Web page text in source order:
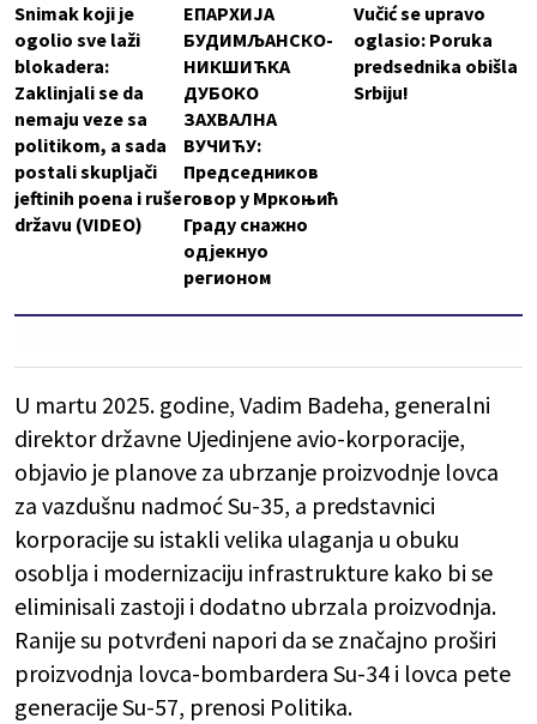
Snimak koji je
ogolio sve laži
blokadera:
Zaklinjali se da
nemaju veze sa
politikom, a sada
postali skupljači
jeftinih poena i ruše
državu (VIDEO)
ЕПАРХИЈА
БУДИМЉАНСКО-
НИКШИЋКА
ДУБОКО
ЗАХВАЛНА
ВУЧИЋУ:
Председников
говор у Мркоњић
Граду снажно
одјекнуо
регионом
Vučić se upravo
oglasio: Poruka
predsednika obišla
Srbiju!
U martu 2025. godine, Vadim Badeha, generalni
direktor državne Ujedinjene avio-korporacije,
objavio je planove za ubrzanje proizvodnje lovca
za vazdušnu nadmoć Su-35, a predstavnici
korporacije su istakli velika ulaganja u obuku
osoblja i modernizaciju infrastrukture kako bi se
eliminisali zastoji i dodatno ubrzala proizvodnja.
Ranije su potvrđeni napori da se značajno proširi
proizvodnja lovca-bombardera Su-34 i lovca pete
generacije Su-57, prenosi Politika.